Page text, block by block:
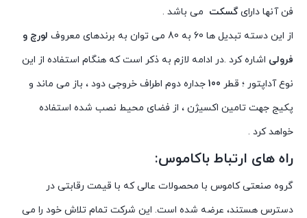
فن آنها دارایگسکت می باشد .
از این دسته تبدیل ها 60 به 80 می توان به برندهای معروف
لورچ و
فرولی اشاره کرد .در ادامه لازم به ذکر است که هنگام استفاده از این
نوع آداپتور ؛ قطر 100 جداره دوم اطراف خروجی دود ، باز می ماند و
پکیج جهت تامین اکسیژن ، از فضای محیط نصب شده استفاده
خواهد کرد .
راه های ارتباط باکاموس:
گروه صنعتی کاموس با محصولات عالی که با قیمت رقابتی در
دسترس هستند، عرضه شده است. این شرکت تمام تلاش خود را می